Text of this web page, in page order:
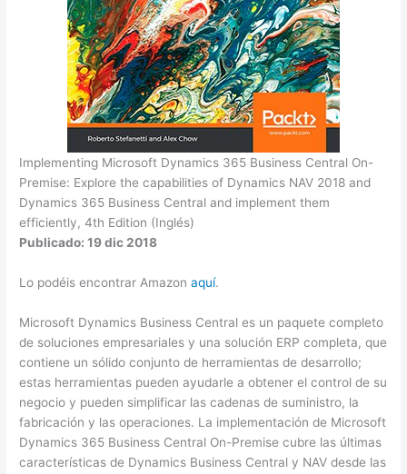
Implementing Microsoft Dynamics 365 Business Central On-
Premise: Explore the capabilities of Dynamics NAV 2018 and
Dynamics 365 Business Central and implement them
efficiently, 4th Edition (Inglés)
Publicado: 19 dic 2018
Lo podéis encontrar Amazonaquí.
Microsoft Dynamics Business Central es un paquete completo
de soluciones empresariales y una solución ERP completa, que
contiene un sólido conjunto de herramientas de desarrollo;
estas herramientas pueden ayudarle a obtener el control de su
negocio y pueden simplificar las cadenas de suministro, la
fabricación y las operaciones. La implementación de Microsoft
Dynamics 365 Business Central On-Premise cubre las últimas
características de Dynamics Business Central y NAV desde las